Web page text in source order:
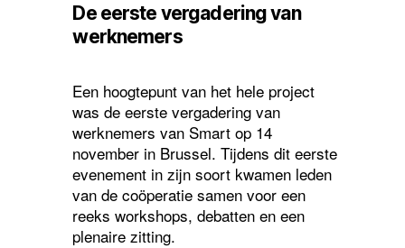
De eerste vergadering van
werknemers
Een hoogtepunt van het hele project
was de eerste vergadering van
werknemers van Smart op 14
november in Brussel. Tijdens dit eerste
evenement in zijn soort kwamen leden
van de coöperatie samen voor een
reeks workshops, debatten en een
plenaire zitting.